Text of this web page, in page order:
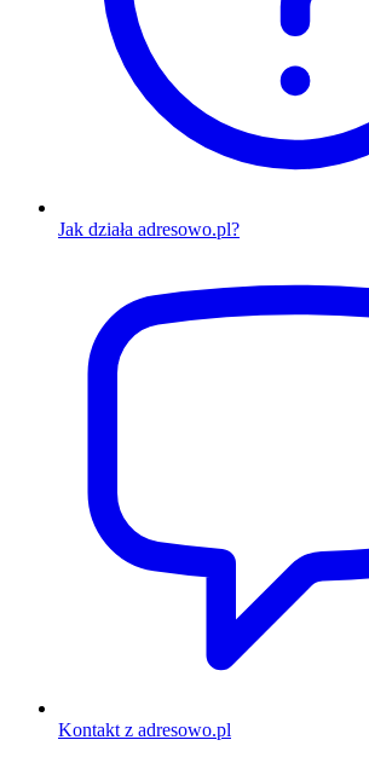
Jak działa adresowo.pl?
Kontakt z adresowo.pl